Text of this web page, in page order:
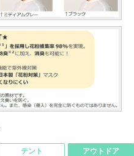
テント アウトドア